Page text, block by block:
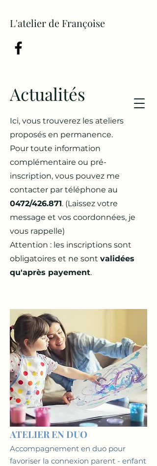
L'atelier de Françoise
Actualités
Ici, vous trouverez les ateliers
proposés en permanence.
Pour toute information
complémentaire ou pré-
inscription, vous pouvez me
contacter par téléphone au
0472/426.871. (Laissez votre
message et vos coordonnées, je
vous rappelle)
Attention : les inscriptions sont
obligatoires et ne sont validées
qu'après payement.
ATELIER EN DUO
Accompagnement en duo pour
favoriser la connexion parent - enfant